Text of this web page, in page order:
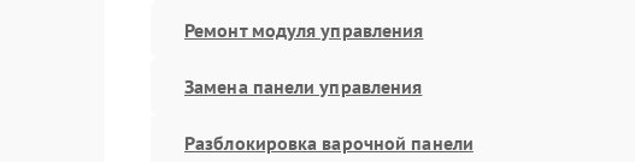
Ремонт модуля управления
Замена панели управления
Разблокировка варочной панели